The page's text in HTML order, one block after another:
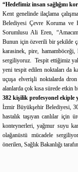
“Hedefimiz insan sağlığını
Kent genelinde ilaçlama
Belediyesi Çevre Koruma ve
Sorumlusu Ali Eren,
Bunun için özverili bir şekilde
karasinek, pire,
sergiliyoruz. Tespit ettiğimiz
yeni tespit edilen noktaları da
uçuşa elverişli noktalarda
alanlarda çok kısa sürede etkin
382 kişilik profesyonel ekiple
İzmir Büyükşehir Belediyesi,
hastalık taşıyan canlılar için
konteynerleri, yağmur suyu
olağanüstü mücadele
önerilen, Sağlık Bakanlığı